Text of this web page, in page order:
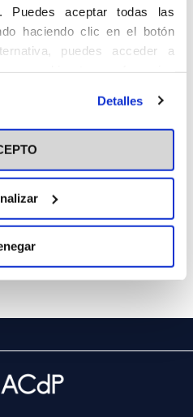
Puedes aceptar todas las
haciendo clic en el botón
puedes acceder a
y cambiar tus preferencias
más información puedes
Detalles